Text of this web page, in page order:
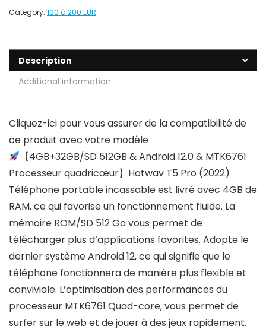
Category: 100 à 200 EUR
Description
Additional information
Cliquez-ici pour vous assurer de la compatibilité de
ce produit avec votre modèle
【4GB+32GB/SD 512GB & Android 12.0 & MTK6761
Processeur quadricœur】Hotwav T5 Pro (2022)
Téléphone portable incassable est livré avec 4GB de
RAM, ce qui favorise un fonctionnement fluide. La
mémoire ROM/SD 512 Go vous permet de
télécharger plus d’applications favorites. Adopte le
dernier système Android 12, ce qui signifie que le
téléphone fonctionnera de manière plus flexible et
conviviale. L’optimisation des performances du
processeur MTK6761 Quad-core, vous permet de
surfer sur le web et de jouer à des jeux rapidement.